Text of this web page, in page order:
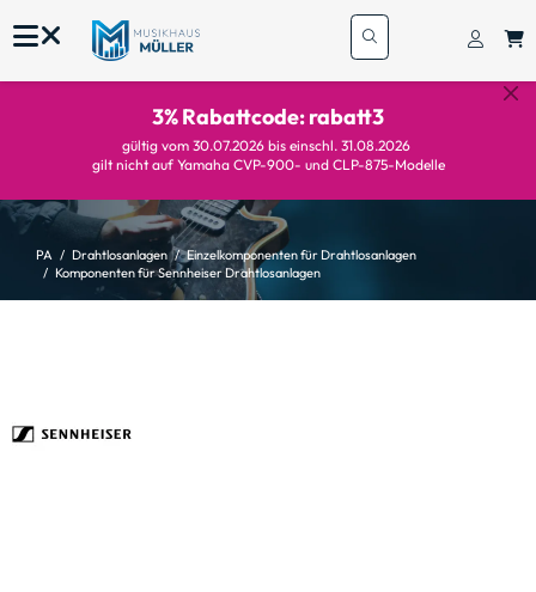
3% Rabattcode: rabatt3
gültig vom 30.07.2026 bis einschl. 31.08.2026
gilt nicht auf Yamaha CVP-900- und CLP-875-Modelle
PA Drahtlosanlagen
Einzelkomponenten für Drahtlosanlagen
Komponenten für Sennheiser Drahtlosanlagen